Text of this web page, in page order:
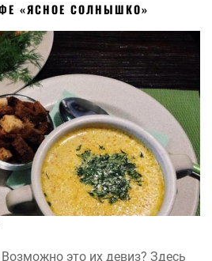
«ЯСНОЕ СОЛНЫШКО»
это их девиз? Здесь